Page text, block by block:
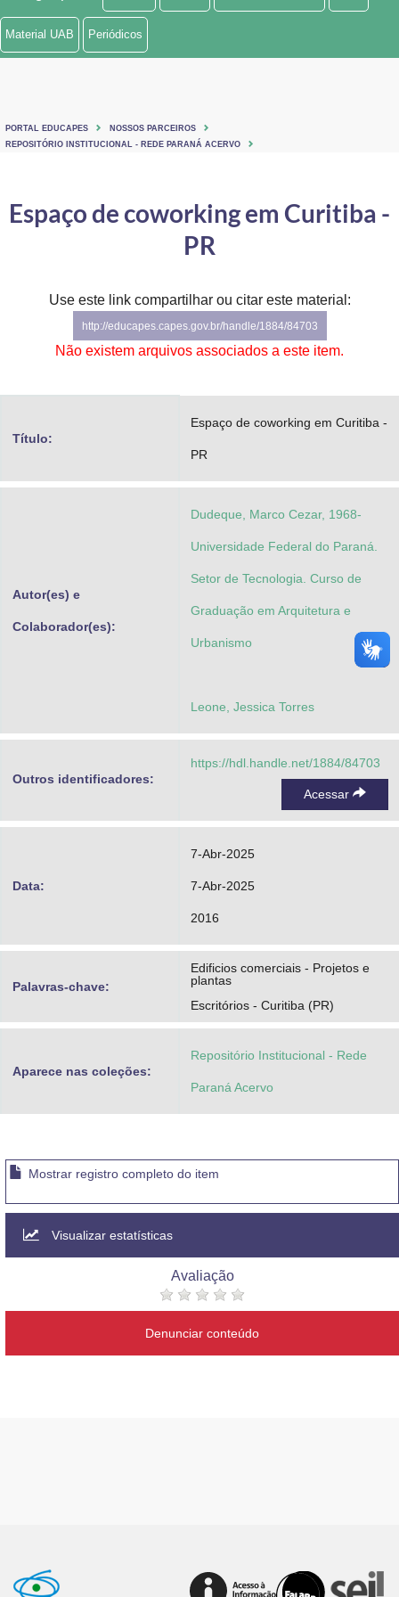
Ministério de Minas e Energia
Ministério do Turismo
Controladoria-Geral da União
Secretaria-Geral
Material UAB Periódicos
PORTAL EDUCAPES
NOSSOS PARCEIROS
REPOSITÓRIO INSTITUCIONAL - REDE PARANÁ ACERVO
Espaço de coworking em Curitiba -
PR
Use este link compartilhar ou citar este material:
http://educapes.capes.gov.br/handle/1884/84703
Não existem arquivos associados a este item.
Título:
Espaço de coworking em Curitiba -
PR
Autor(es) e
Colaborador(es):
Dudeque, Marco Cezar, 1968-
Universidade Federal do Paraná.
Setor de Tecnologia. Curso de
Graduação em Arquitetura e
Urbanismo
Leone, Jessica Torres
Outros identificadores:
https://hdl.handle.net/1884/84703
Acessar
Data:
7-Abr-2025
7-Abr-2025
2016
Palavras-chave:
Edificios comerciais - Projetos e
plantas
Escritórios - Curitiba (PR)
Aparece nas coleções:
Repositório Institucional - Rede
Paraná Acervo
Mostrar registro completo do item
Visualizar estatísticas
Avaliação
Denunciar conteúdo